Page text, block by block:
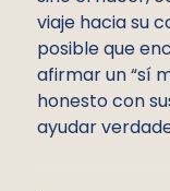
viaje hacia su
posible que
afirmar un “sí
honesto con
ayudar